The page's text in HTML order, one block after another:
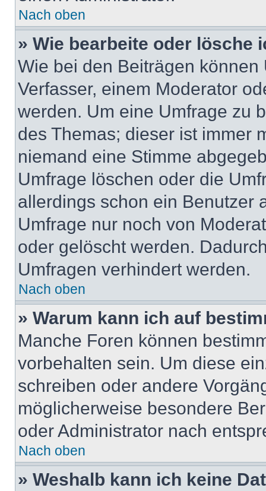
Nach oben
» Wie bearbeite oder lösche
Wie bei den Beiträgen
Verfasser, einem Moderator
werden. Um eine Umfrage zu
des Themas; dieser ist immer
niemand eine Stimme
Umfrage löschen oder die
allerdings schon ein Benutzer
Umfrage nur noch von
oder gelöscht werden.
Umfragen verhindert werden.
Nach oben
» Warum kann ich auf
Manche Foren können
vorbehalten sein. Um diese
schreiben oder andere
möglicherweise besondere
oder Administrator nach
Nach oben
» Weshalb kann ich keine